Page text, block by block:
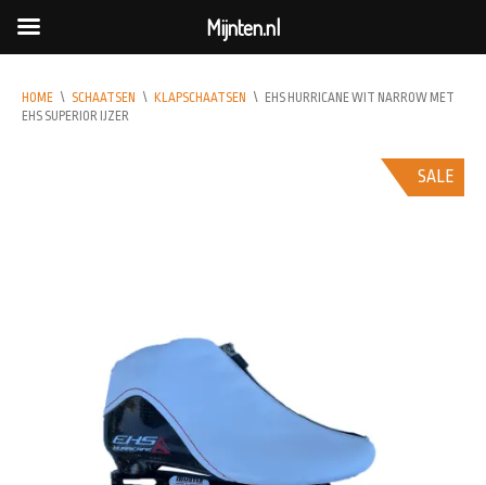
HOME \ SCHAATSEN \ KLAPSCHAATSEN \ EHS HURRICANE WIT NARROW MET
EHS SUPERIOR IJZER
SALE
Mijnten.nl